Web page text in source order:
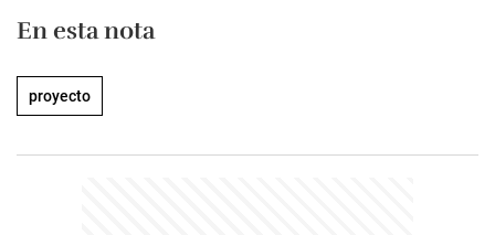
En esta nota
proyecto